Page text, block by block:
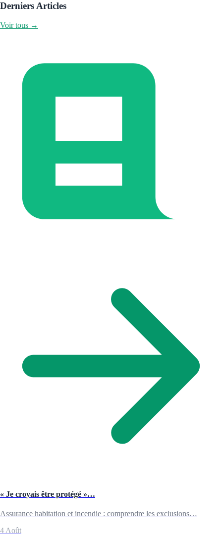
Derniers Articles
Voir tous →
« Je croyais être protégé »…
Assurance habitation et incendie : comprendre les exclusions…
4 Août